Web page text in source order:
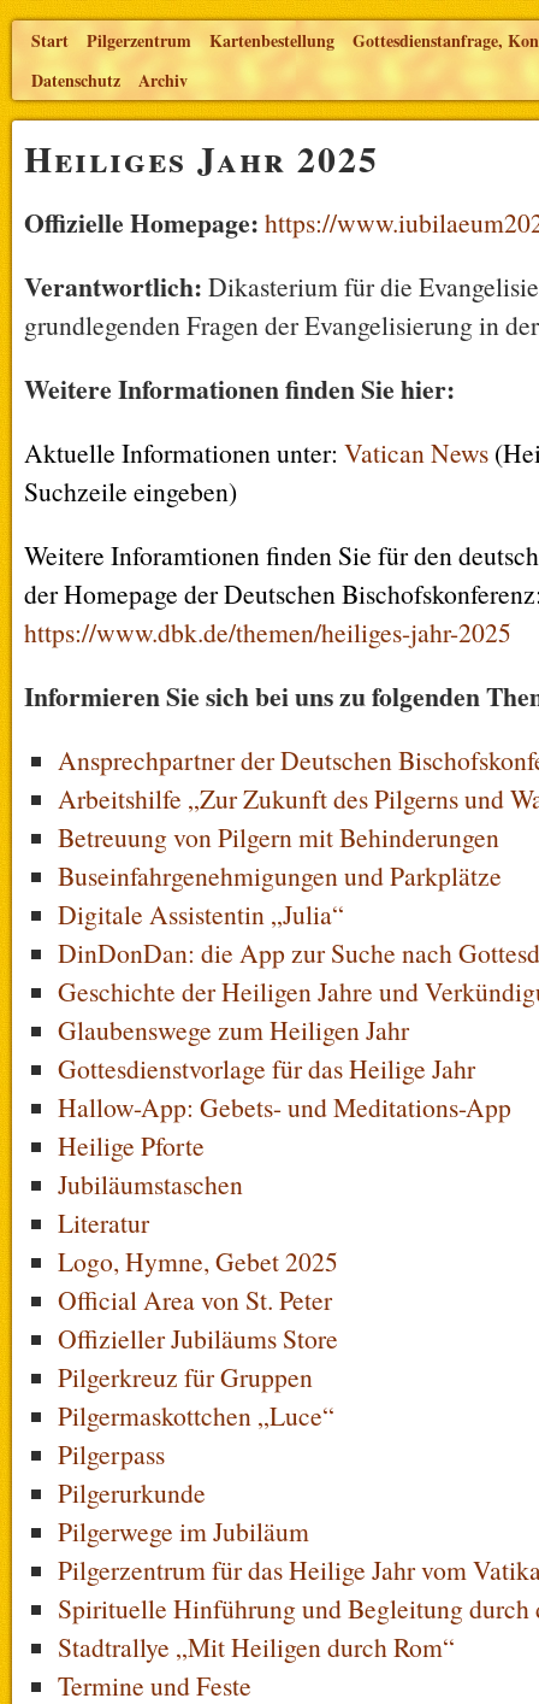
Start Pilgerzentrum Kartenbestellung
Gottesdienstanfrage,
Datenschutz
Archiv
Heiliges Jahr 2025
Offizielle Homepage: https://
Verantwortlich: Dikasterium für die
grundlegenden Fragen der Evangelisierung in
Weitere Informationen finden Sie hier:
Aktuelle Informationen unter: Vatican News
Suchzeile eingeben)
Weitere Inforamtionen finden Sie für den
der Homepage der Deutschen
https://www.dbk.de/themen/heiliges-jahr-2025
Informieren Sie sich bei uns zu folgenden
Ansprechpartner der Deutschen
Arbeitshilfe „Zur Zukunft des Pilgerns und
Betreuung von Pilgern mit Behinderungen
Buseinfahrgenehmigungen und Parkplätze
Digitale Assistentin „Julia“
DinDonDan: die App zur Suche nach
Geschichte der Heiligen Jahre und
Glaubenswege zum Heiligen Jahr
Gottesdienstvorlage für das Heilige Jahr
Hallow-App: Gebets- und Meditations-App
Heilige Pforte
Jubiläumstaschen
Literatur
Logo, Hymne, Gebet 2025
Official Area von St. Peter
Offizieller Jubiläums Store
Pilgerkreuz für Gruppen
Pilgermaskottchen „Luce“
Pilgerpass
Pilgerurkunde
Pilgerwege im Jubiläum
Pilgerzentrum für das Heilige Jahr vom
Spirituelle Hinführung und Begleitung durch
Stadtrallye „Mit Heiligen durch Rom“
Termine und Feste